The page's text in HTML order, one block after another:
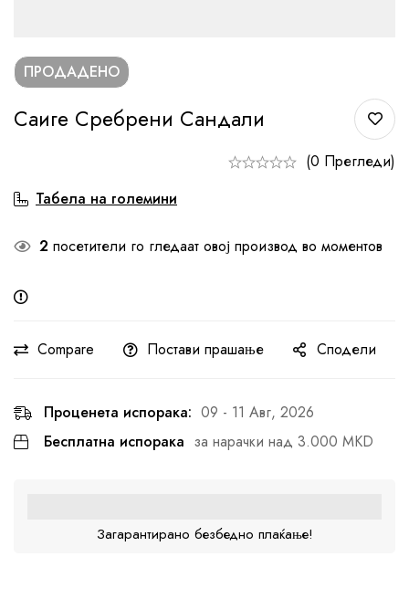
ПРОДАДЕНО
Саиге Сребрени Сандали
(0 Прегледи)
Табела на големини
2 посетители го гледаат овој производ во моментов
Compare Постави прашање Сподели
Проценета испорака: 09 - 11 Авг, 2026
Бесплатна испорака за нарачки над 3.000 MKD
Загарантирано безбедно плаќање!